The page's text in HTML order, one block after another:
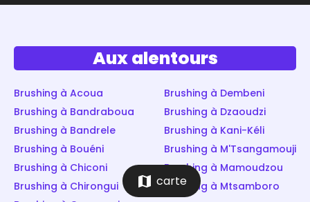
Aux alentours
Brushing à Acoua
Brushing à Bandraboua
Brushing à Bandrele
Brushing à Bouéni
Brushing à Chiconi
Brushing à Chirongui
Brushing à Dembeni
Brushing à Dzaoudzi
Brushing à Kani-Kéli
Brushing à M'Tsangamouji
Brushing à Mamoudzou
Brushing à Mtsamboro
map carte